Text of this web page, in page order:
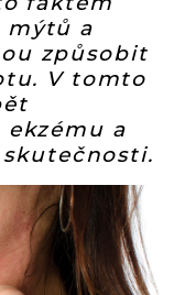
mýtů a
způsobit
V tomto
a